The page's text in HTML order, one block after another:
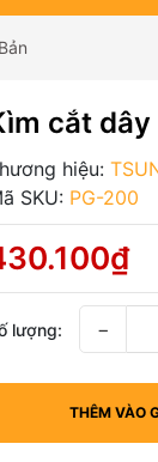
cắt
hiệu:
SKU: PG-200
lượng: −
THÊM VÀO